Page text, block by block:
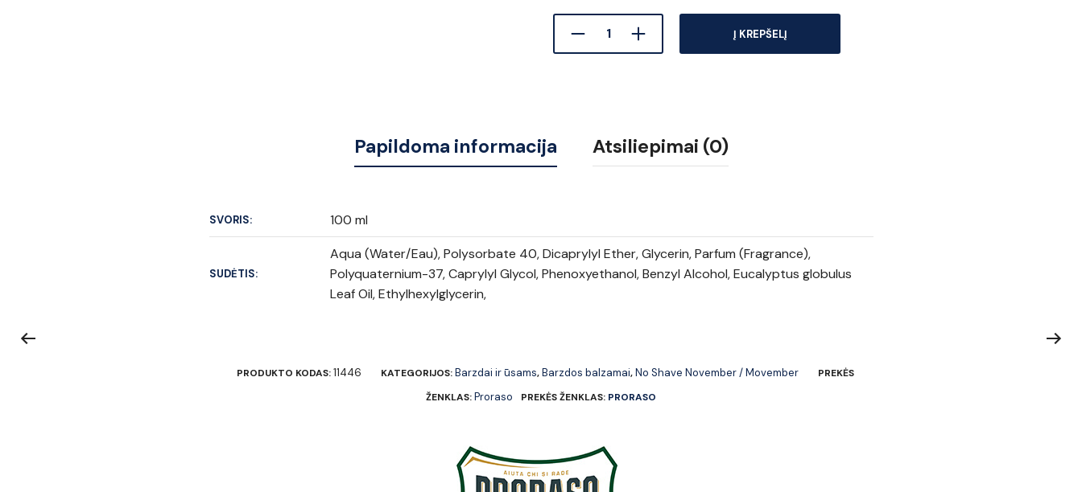
Į KREPŠELĮ
Papildoma informacija Atsiliepimai (0)
SVORIS: 100 ml
SUDĖTIS:
Aqua (Water/Eau), Polysorbate 40, Dicaprylyl Ether, Glycerin, Parfum (Fragrance),
Polyquaternium-37, Caprylyl Glycol, Phenoxyethanol, Benzyl Alcohol, Eucalyptus globulus
Leaf Oil, Ethylhexylglycerin,
PRODUKTO KODAS:11446 KATEGORIJOS:Barzdai ir ūsams,Barzdos balzamai,No Shave November / Movember
PREKĖS
ŽENKLAS:Proraso PREKĖS ŽENKLAS: PRORASO